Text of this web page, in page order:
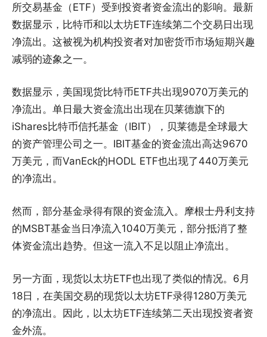
所交易基金（ETF）受到投资者资金流出的影响。最新
数据显示，比特币和以太坊ETF连续第二个交易日出现
净流出。这被视为机构投资者对加密货币市场短期兴趣
减弱的迹象之一。
数据显示，美国现货比特币ETF共出现9070万美元的
净流出。单日最大资金流出出现在贝莱德旗下的
iShares比特币信托基金（IBIT），贝莱德是全球最大
的资产管理公司之一。IBIT基金的资金流出高达9670
万美元，而VanEck的HODL ETF也出现了440万美元
的净流出。
然而，部分基金录得有限的资金流入。摩根士丹利支持
的MSBT基金当日净流入1040万美元，部分抵消了整
体资金流出趋势。但这一流入不足以阻止净流出。
另一方面，现货以太坊ETF也出现了类似的情况。6月
18日，在美国交易的现货以太坊ETF录得1280万美元
的净流出。因此，以太坊ETF连续第二天出现投资者资
金外流。